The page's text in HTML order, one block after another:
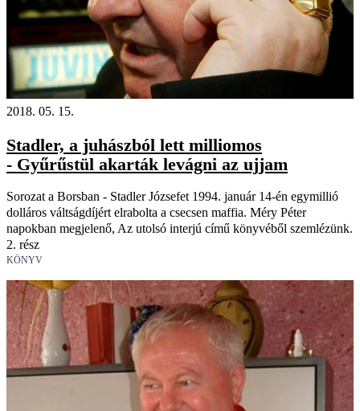
2018. 05. 15.
Stadler, a juhászból lett milliomos
- Gyűrűstül akarták levágni az ujjam
Sorozat a Borsban - Stadler Józsefet 1994. január 14-én egymillió
dolláros váltságdíjért elrabolta a csecsen maffia. Méry Péter
napokban megjelenő, Az utolsó interjú című könyvéből szemlézünk.
2. rész
KÖNYV